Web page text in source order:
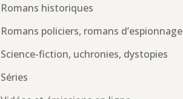
Romans historiques
Romans policiers, romans d’espionnage
Science-fiction, uchronies, dystopies
Séries